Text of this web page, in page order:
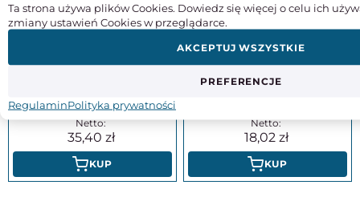
Zawiasy z technopolimeru 60 x 60
mm | gwintowane trzpienie
43,54
35,40
KUP
Zawiasy z technopolimeru 40 x 40
mm | gwintowane trzpienie M5 x
stożkowym - ELESA+GANTER
CFM.40-p-M5x12-SH-5
18,02
KUP
Ta strona używa plików Cookies. Dowiedz się więcej o celu ich
zmiany ustawień Cookies w przeglądarce.
PREFERENCJE
AKCEPTUJ WSZYSTKIE
RegulaminPolityka prywatności